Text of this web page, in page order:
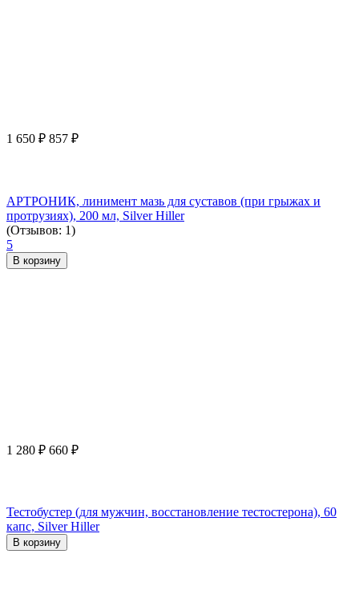
1 650 ₽ 857 ₽
АРТРОНИК, линимент мазь для суставов (при грыжах и
протрузиях), 200 мл, Silver Hiller
(Отзывов: 1)
5
В корзину
1 280 ₽ 660 ₽
Тестобустер (для мужчин, восстановление тестостерона), 60
капс, Silver Hiller
В корзину